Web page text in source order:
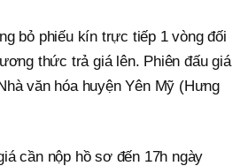
bỏ phiếu kín trực tiếp 1 vòng đối
thức trả giá lên. Phiên đấu giá
văn hóa huyện Yên Mỹ (Hưng
cần nộp hồ sơ đến 17h ngày